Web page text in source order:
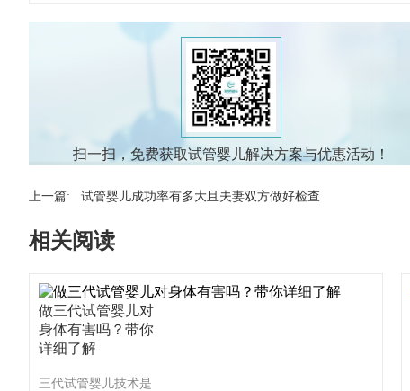
扫一扫，免费获取试管婴儿解决方案与优惠活动！
上一篇: 试管婴儿成功率有多大且夫妻双方做好检查
相关阅读
做三代试管婴儿对
身体有害吗？带你
详细了解
三代试管婴儿技术是